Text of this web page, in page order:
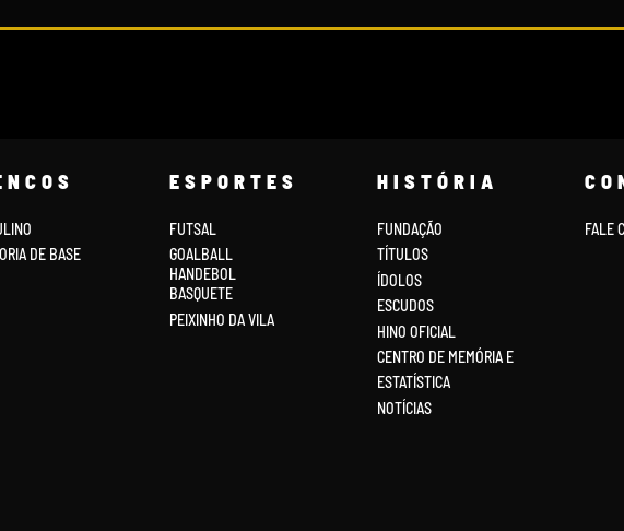
DE BASE
ESPORTES
FUTSAL
GOALBALL
HANDEBOL
BASQUETE
PEIXINHO DA VILA
HISTÓRIA
FUNDAÇÃO
TÍTULOS
ÍDOLOS
ESCUDOS
HINO OFICIAL
CENTRO DE MEMÓRIA E
ESTATÍSTICA
NOTÍCIAS
FALE